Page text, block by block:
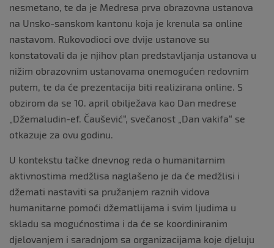
nesmetano, te da je Medresa prva obrazovna ustanova
na Unsko-sanskom kantonu koja je krenula sa online
nastavom. Rukovodioci ove dvije ustanove su
konstatovali da je njihov plan predstavljanja ustanova u
nižim obrazovnim ustanovama onemogućen redovnim
putem, te da će prezentacija biti realizirana online. S
obzirom da se 10. april obilježava kao Dan medrese
„Džemaludin-ef. Čaušević“, svečanost „Dan vakifa“ se
otkazuje za ovu godinu.
U kontekstu tačke dnevnog reda o humanitarnim
aktivnostima medžlisa naglašeno je da će medžlisi i
džemati nastaviti sa pružanjem raznih vidova
humanitarne pomoći džematlijama i svim ljudima u
skladu sa mogućnostima i da će se koordiniranim
djelovanjem i saradnjom sa organizacijama koje djeluju